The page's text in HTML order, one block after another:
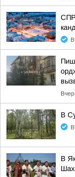
В
В